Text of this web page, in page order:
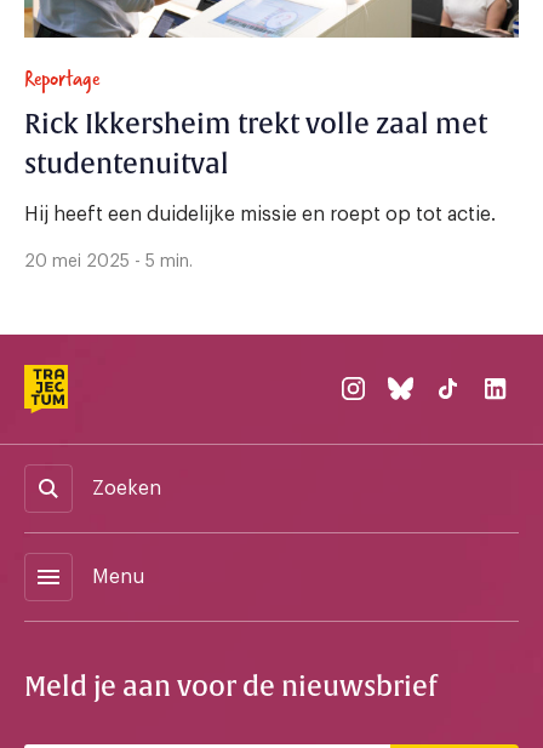
Reportage
Rick Ikkersheim trekt volle zaal met
studentenuitval
Hij heeft een duidelijke missie en roept op tot actie.
20 mei 2025 - 5 min.
Zoeken
menu Menu
Meld je aan voor de nieuwsbrief